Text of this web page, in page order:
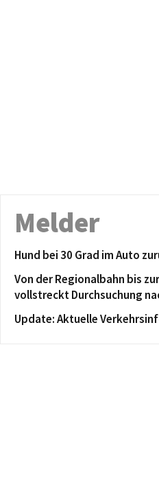
Melder
Hund bei 30 Grad im Auto
Von der Regionalbahn bis
vollstreckt Durchsuchung
Update: Aktuelle